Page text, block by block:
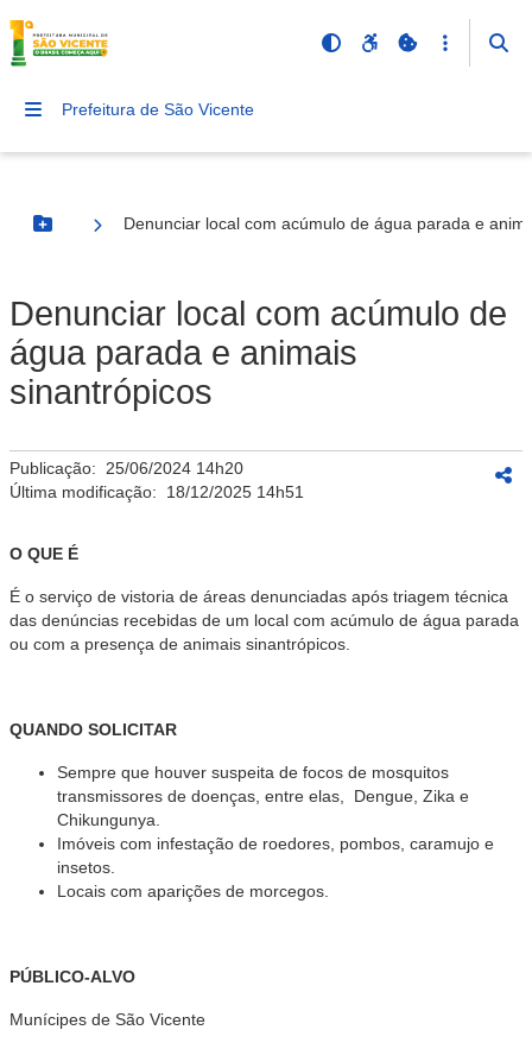
Prefeitura de São Vicente
Botão Menu
Denunciar local com acúmulo de água parada e
Denunciar local com acúmulo de
água parada e animais
sinantrópicos
Publicação: 25/06/2024 14h20
Última modificação: 18/12/2025 14h51
O QUE É
É o serviço de vistoria de áreas denunciadas após triagem técnica
das denúncias recebidas de um local com acúmulo de água parada
ou com a presença de animais sinantrópicos.
QUANDO SOLICITAR
Sempre que houver suspeita de focos de mosquitos
transmissores de doenças, entre elas, Dengue, Zika e
Chikungunya.
Imóveis com infestação de roedores, pombos, caramujo e
insetos.
Locais com aparições de morcegos.
PÚBLICO-ALVO
Munícipes de São Vicente